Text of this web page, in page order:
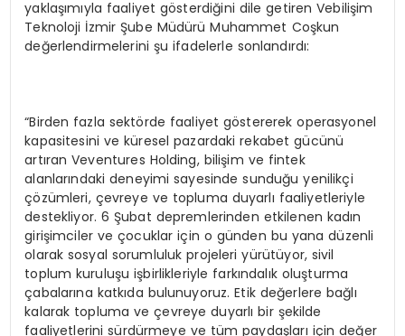
yaklaşımıyla faaliyet gösterdiğini dile getiren Vebilişim
Teknoloji İzmir Şube Müdürü Muhammet Coşkun
değerlendirmelerini şu ifadelerle sonlandırdı:
“Birden fazla sektörde faaliyet göstererek operasyonel
kapasitesini ve küresel pazardaki rekabet gücünü
artıran Veventures Holding, bilişim ve fintek
alanlarındaki deneyimi sayesinde sunduğu yenilikçi
çözümleri, çevreye ve topluma duyarlı faaliyetleriyle
destekliyor. 6 Şubat depremlerinden etkilenen kadın
girişimciler ve çocuklar için o günden bu yana düzenli
olarak sosyal sorumluluk projeleri yürütüyor, sivil
toplum kuruluşu işbirlikleriyle farkındalık oluşturma
çabalarına katkıda bulunuyoruz. Etik değerlere bağlı
kalarak topluma ve çevreye duyarlı bir şekilde
faaliyetlerini sürdürmeye ve tüm paydaşları için değer